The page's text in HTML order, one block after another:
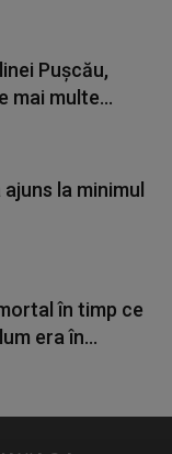
Pușcău,
mai multe...
la minimul
în timp ce
era în...